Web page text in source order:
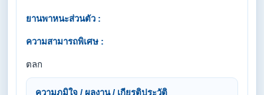
ยานพาหนะส่วนตัว :
ความสามารถพิเศษ :
ตลก
ความภูมิใจ / ผลงาน / เกียรติประวัติ